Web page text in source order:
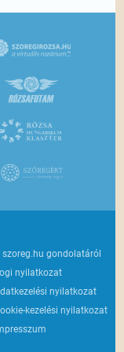
szoreg.hu gondolatáról
nyilatkozat
nyilatkozat
kezelési nyilatkozat